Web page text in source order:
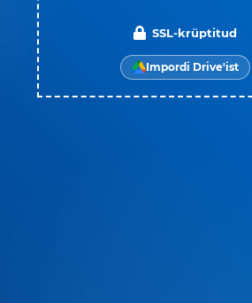
SSL-krüptitud
Impordi Drive'ist